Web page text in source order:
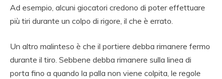
Ad esempio, alcuni giocatori credono di poter effettuare
più tiri durante un colpo di rigore, il che è errato.
Un altro malinteso è che il portiere debba rimanere fermo
durante il tiro. Sebbene debba rimanere sulla linea di
porta fino a quando la palla non viene colpita, le regole